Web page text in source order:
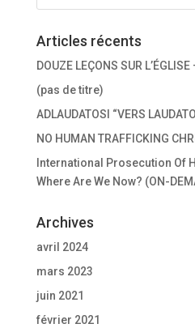
Articles récents
DOUZE LEÇONS SUR
(pas de titre)
ADLAUDATOSI “VERS
NO HUMAN TRAFFICKING
International Prosecution Of
Where Are We Now? (ON-
Archives
avril 2024
mars 2023
juin 2021
février 2021